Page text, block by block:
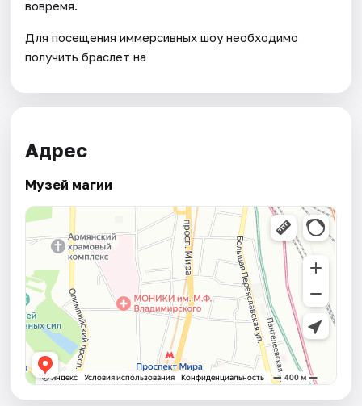
вовремя.
Для посещения иммерсивных шоу необходимо
получить браслет на
Адрес
Музей магии